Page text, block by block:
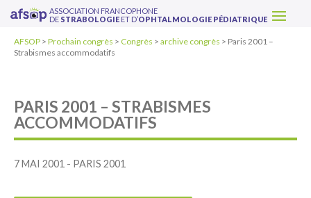
ASSOCIATION FRANCOPHONE
DE STRABOLOGIE ET D’OPHTALMOLOGIE PÉDIATRIQUE
AFSOP > Prochain congrès > Congrès > archive congrès > Paris 2001 –
Strabismes accommodatifs
PARIS 2001 – STRABISMES
ACCOMMODATIFS
7 MAI 2001 - PARIS 2001